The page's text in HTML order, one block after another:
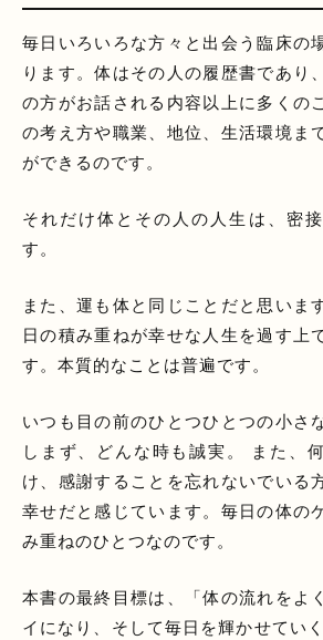
毎日いろいろな方々と出会う臨床の
ります。体はその人の履歴書であり
の方がお話される内容以上に多くの
の考え方や職業、地位、生活環境ま
ができるのです。
それだけ体とその人の人生は、密
す。
また、運も体と同じことだと思いま
日の積み重ねが幸せな人生を過す上
す。本質的なことは普遍です。
いつも目の前のひとつひとつの小さ
しまず、どんな時も誠実。 また、
け、感謝することを忘れないでいる
幸せだと感じています。毎日の体の
み重ねのひとつなのです。
本書の最終目標は、「体の流れをよ
イになり、そして毎日を輝かせてい